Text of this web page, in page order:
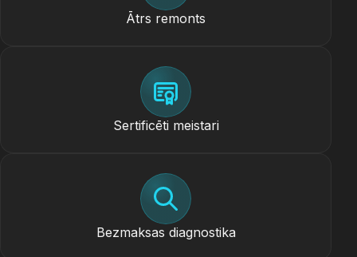
Ātrs remonts
Sertificēti meistari
Bezmaksas diagnostika